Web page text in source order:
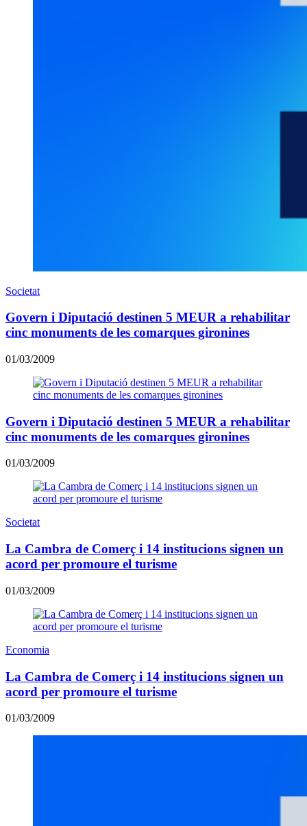
Societat
Govern i Diputació destinen 5 MEUR a rehabilitar
cinc monuments de les comarques gironines
01/03/2009
Govern i Diputació destinen 5 MEUR a rehabilitar
cinc monuments de les comarques gironines
01/03/2009
Societat
La Cambra de Comerç i 14 institucions signen un
acord per promoure el turisme
01/03/2009
Economia
La Cambra de Comerç i 14 institucions signen un
acord per promoure el turisme
01/03/2009